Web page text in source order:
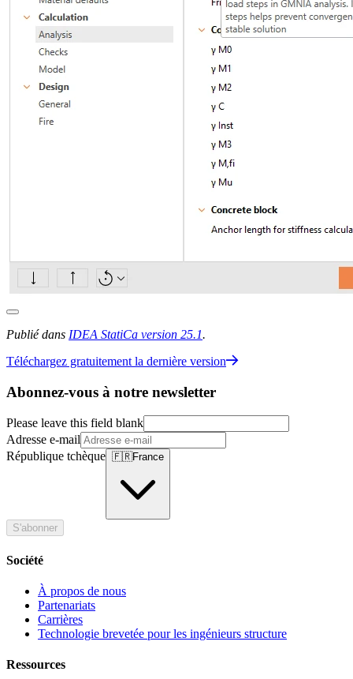
Publié dans IDEA StatiCa version 25.1.
Téléchargez gratuitement la dernière version
Abonnez-vous à notre newsletter
Please leave this field blank
Adresse e-mail
République tchèque 🇫🇷France
S'abonner
Société
À propos de nous
Partenariats
Carrières
Technologie brevetée pour les ingénieurs structure
Ressources